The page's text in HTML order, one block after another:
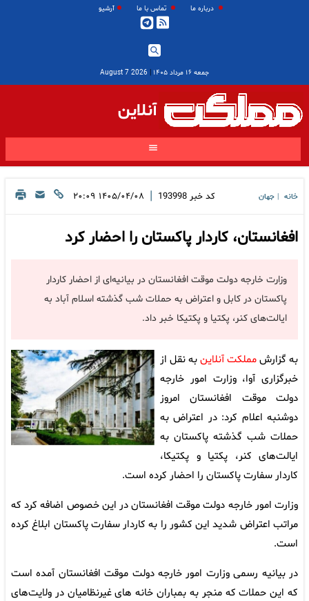
درباره ما تماس با ما آرشیو
جمعه ۱۶ مرداد ۱۴۰۵ |
2026 August 7
آنلاین
خانه جهان کد خبر 193998
| ۱۴۰۵/۰۴/۰۸ ۲۰:۰۹
افغانستان، کاردار پاکستان را احضار کرد
وزارت خارجه دولت موقت افغانستان در بیانیه‌ای از احضار کاردار
پاکستان در کابل و اعتراض به حملات شب گذشته اسلام آباد به
ایالت‌های کنر، پکتیا و پکتیکا خبر داد.
به گزارشمملکت آنلاینبه نقل از
خبرگزاری آوا، وزارت امور خارجه
دولت موقت افغانستان امروز
دوشنبه اعلام کرد: در اعتراض به
حملات شب گذشته پاکستان به
ایالت‌های کنر، پکتیا و پکتیکا،
کاردار سفارت پاکستان را احضار کرده است.
وزارت امور خارجه دولت موقت افغانستان در این خصوص اضافه کرد که
مراتب اعتراض شدید این کشور را به کاردار سفارت پاکستان ابلاغ کرده
است.
در بیانیه رسمی وزارت امور خارجه دولت موقت افغانستان آمده است
که این حملات که منجر به بمباران خانه‌ های غیرنظامیان در ولایت‌های